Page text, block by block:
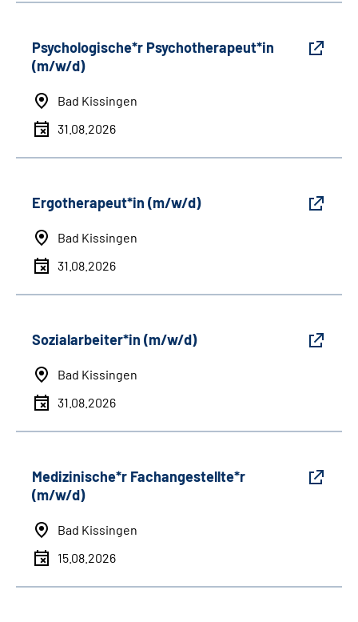
Psychologische*r Psychotherapeut*in
(m/w/d)
Bad Kissingen
31.08.2026
Ergotherapeut*in (m/w/d)
Bad Kissingen
31.08.2026
Sozialarbeiter*in (m/w/d)
Bad Kissingen
31.08.2026
Medizinische*r Fachangestellte*r
(m/w/d)
Bad Kissingen
15.08.2026